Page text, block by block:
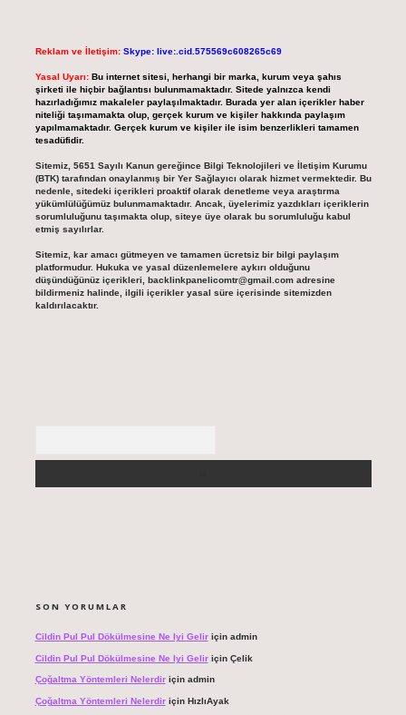
Reklam ve İletişim: Skype: live:.cid.575569c608265c69
Yasal Uyarı: Bu internet sitesi, herhangi bir marka, kurum veya şahıs
şirketi ile hiçbir bağlantısı bulunmamaktadır. Sitede yalnızca kendi
hazırladığımız makaleler paylaşılmaktadır. Burada yer alan içerikler haber
niteliği taşımamakta olup, gerçek kurum ve kişiler hakkında paylaşım
yapılmamaktadır. Gerçek kurum ve kişiler ile isim benzerlikleri tamamen
tesadüfidir.
Sitemiz, 5651 Sayılı Kanun gereğince Bilgi Teknolojileri ve İletişim Kurumu
(BTK) tarafından onaylanmış bir Yer Sağlayıcı olarak hizmet vermektedir. Bu
nedenle, sitedeki içerikleri proaktif olarak denetleme veya araştırma
yükümlülüğümüz bulunmamaktadır. Ancak, üyelerimiz yazdıkları içeriklerin
sorumluluğunu taşımakta olup, siteye üye olarak bu sorumluluğu kabul
etmiş sayılırlar.
Sitemiz, kar amacı gütmeyen ve tamamen ücretsiz bir bilgi paylaşım
platformudur. Hukuka ve yasal düzenlemelere aykırı olduğunu
düşündüğünüz içerikleri, backlinkpanelicomtr@gmail.comadresine
bildirmeniz halinde, ilgili içerikler yasal süre içerisinde sitemizden
kaldırılacaktır.
SON YORUMLAR
Cildin Pul Pul Dökülmesine Ne Iyi Geliriçin admin
Cildin Pul Pul Dökülmesine Ne Iyi Geliriçin Çelik
Çoğaltma Yöntemleri Nelerdiriçin admin
Çoğaltma Yöntemleri Nelerdiriçin HızlıAyak